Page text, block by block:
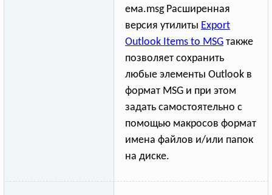
­ема.msg Расширенная
версия утилиты Export
Outlook Items to MSG также
позволяет сохранить
любые элементы Outlook в
формат MSG и при этом
задать самостоятельно с
помощью макросов формат
имена файлов и/или папок
на диске.